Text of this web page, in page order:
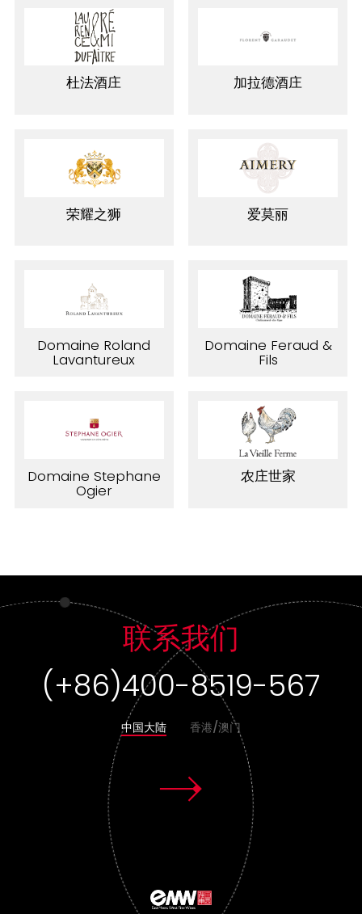
杜法酒庄 加拉德酒庄
荣耀之狮 爱莫丽
Domaine Roland
Lavantureux
Domaine Feraud &
Fils
Domaine Stephane
Ogier
农庄世家
联系我们
(+86)400-8519-567
(+852) 3955 1580
中国大陆 香港/澳门